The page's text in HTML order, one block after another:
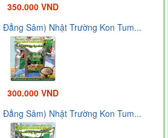
350.000 VND
Đẳng Sâm) Nhật Trường Kon Tum...
300.000 VND
Đẳng Sâm) Nhật Trường Kon Tum...